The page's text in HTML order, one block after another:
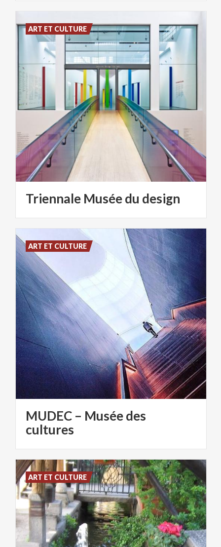
Triennale Muséedu design
ART ET CULTURE
MUDEC – Musée des
cultures
ART ET CULTURE
ART ET CULTURE